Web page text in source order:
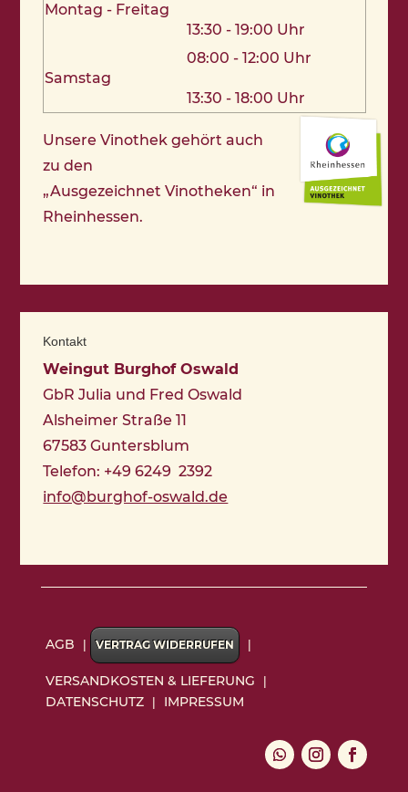
Montag - Freitag
13:30 - 19:00 Uhr
Samstag
08:00 - 12:00 Uhr
13:30 - 18:00 Uhr
Unsere Vinothek gehört auch
zu den
„Ausgezeichnet Vinotheken“ in
Rheinhessen.
Kontakt
Weingut Burghof Oswald
GbR Julia und Fred Oswald
Alsheimer Straße 11
67583 Guntersblum
Telefon: +49 6249 2392
info@burghof-oswald.de
AGB | VERTRAG WIDERRUFEN |
VERSANDKOSTEN & LIEFERUNG |
DATENSCHUTZ | IMPRESSUM